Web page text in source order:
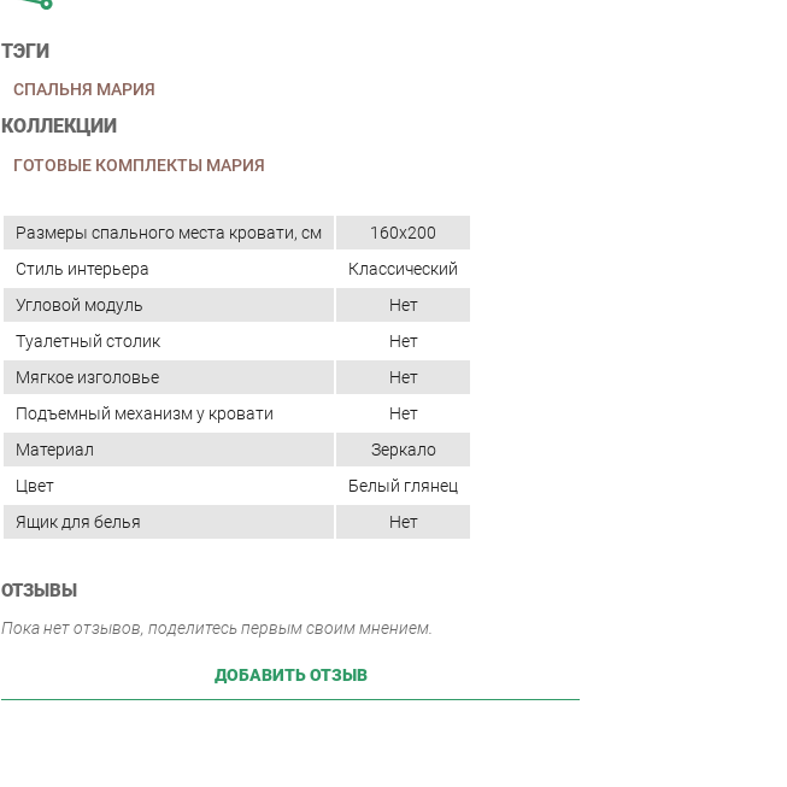
ТЭГИ
СПАЛЬНЯ МАРИЯ
КОЛЛЕКЦИИ
ГОТОВЫЕ КОМПЛЕКТЫ МАРИЯ
Размеры спального места кровати, см
160x200
Стиль интерьера
Классический
Угловой модуль
Нет
Туалетный столик
Нет
Мягкое изголовье
Нет
Подъемный механизм у кровати
Нет
Материал
Зеркало
Цвет
Белый глянец
Ящик для белья
Нет
ОТЗЫВЫ
Пока нет отзывов, поделитесь первым своим мнением.
ДОБАВИТЬ ОТЗЫВ